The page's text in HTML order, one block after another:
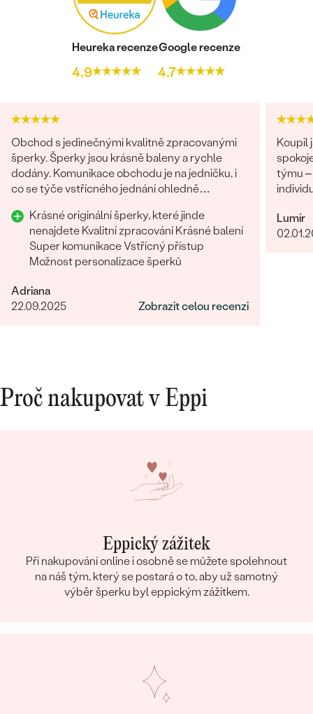
Heureka recenze
4.9
Google recenze
4.7
Obchod s jedinečnými kvalitně zpracovanými
šperky. Šperky jsou krásně baleny a rychle
dodány. Komunikace obchodu je na jedničku, i
co se týče vstřícného jednání ohledně
doporučuji
Krásné originální šperky, které jinde
nenajdete Kvalitní zpracování Krásné balení
Super komunikace Vstřícný přístup
Možnost personalizace šperků
Adriana
22.09.2025
Zobrazit celou recenzi
Koupil
týmu
plné
Lumír
Proč nakupovat v Eppi
Eppický zážitek
Při nakupování online i osobně se můžete spolehnout
na náš tým, který se postará o to, aby už samotný
výběr šperku byl eppickým zážitkem.